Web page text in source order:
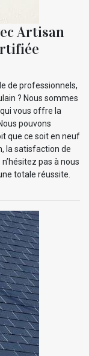
Artisan
de professionnels,
? Nous sommes
vous offre la
pouvons
que ce soit en neuf
la satisfaction de
pas à nous
totale réussite.